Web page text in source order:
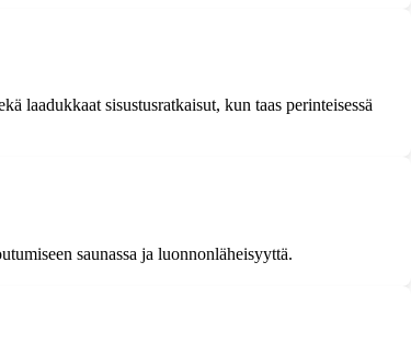
laadukkaat sisustusratkaisut, kun taas perinteisessä
saunassa ja luonnonläheisyyttä.